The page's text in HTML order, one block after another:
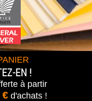
EN !
à partir
€ d'achats !